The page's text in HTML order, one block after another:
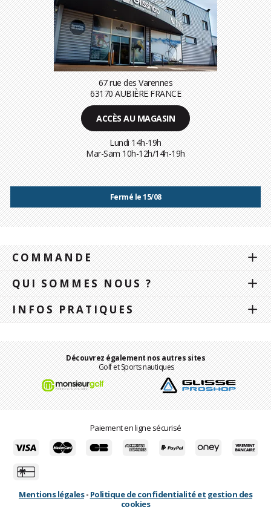
67 rue des Varennes
63170 AUBIÈRE FRANCE
ACCÈS AU MAGASIN
Lundi 14h-19h
Mar-Sam 10h-12h/14h-19h
Fermé le 15/08
COMMANDE
QUI SOMMES NOUS ?
INFOS PRATIQUES
Découvrez également nos autres sites
Golf et Sports nautiques
Paiement en ligne sécurisé
Mentions légales- Politique de confidentialité et gestion des
cookies